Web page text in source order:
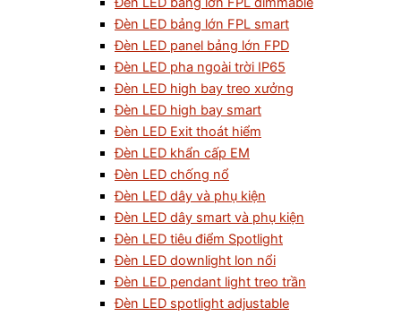
Đèn LED bảng lớn FPL smart
Đèn LED panel bảng lớn FPD
Đèn LED pha ngoài trời IP65
Đèn LED high bay treo xưởng
Đèn LED high bay smart
Đèn LED Exit thoát hiểm
Đèn LED khẩn cấp EM
Đèn LED chống nổ
Đèn LED dây và phụ kiện
Đèn LED dây smart và phụ kiện
Đèn LED tiêu điểm Spotlight
Đèn LED downlight lon nổi
Đèn LED pendant light treo trần
Đèn LED spotlight adjustable